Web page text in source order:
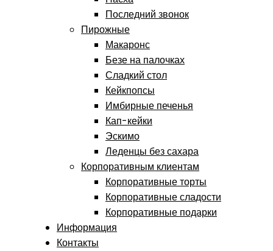
Последний звонок
Пирожные
Макаронс
Безе на палочках
Сладкий стол
Кейкпопсы
Имбирные печенья
Кап-кейки
Эскимо
Леденцы без сахара
Корпоративным клиентам
Корпоративные торты
Корпоративные сладости
Корпоративные подарки
Информация
Контакты